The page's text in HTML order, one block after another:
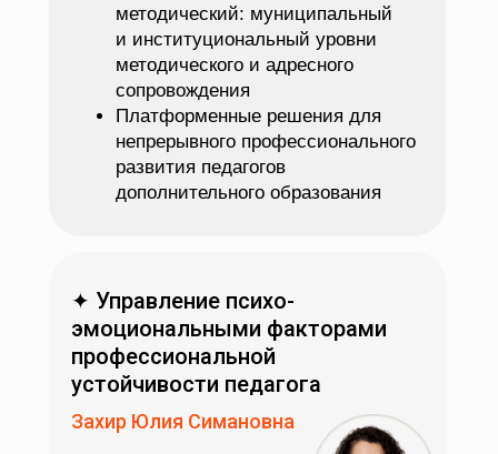
методический: муниципальный
и институциональный уровни
методического и адресного
сопровождения
Платформенные решения для
непрерывного профессионального
развития педагогов
дополнительного образования
✦ Управление психо-
эмоциональными факторами
профессиональной
устойчивости педагога
Захир Юлия Симановна